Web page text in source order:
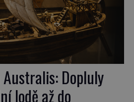
Dopluly
lodě až do